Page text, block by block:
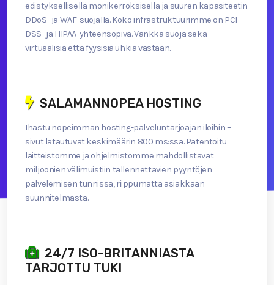
edistyksellisellä monikerroksisella ja suuren kapasiteetin
DDoS- ja WAF-suojalla. Koko infrastruktuurimme on PCI
DSS- ja HIPAA-yhteensopiva. Vankka suoja sekä
virtuaalisia että fyysisiä uhkia vastaan.
SALAMANNOPEA HOSTING
Ihastu nopeimman hosting-palveluntarjoajan iloihin –
sivut latautuvat keskimäärin 800 ms:ssa. Patentoitu
laitteistomme ja ohjelmistomme mahdollistavat
miljoonien välimuistiin tallennettavien pyyntöjen
palvelemisen tunnissa, riippumatta asiakkaan
suunnitelmasta.
24/7 ISO-BRITANNIASTA
TARJOTTU TUKI